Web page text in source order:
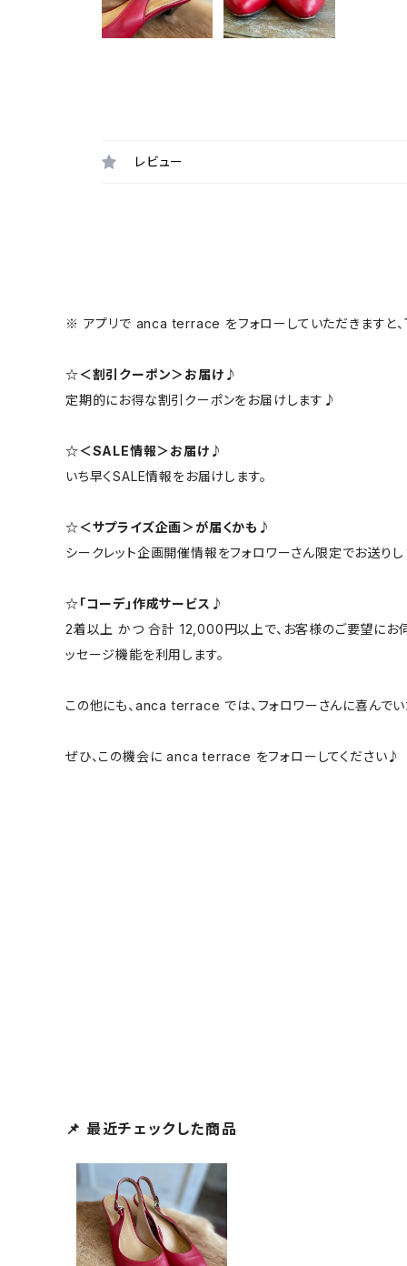
レビュー
※ アプリで anca terrace をフォローしていただきますと
☆＜割引クーポン＞お届け♪
定期的にお得な割引クーポンをお届けします♪
☆＜SALE情報＞お届け♪
いち早くSALE情報をお届けします。
☆＜サプライズ企画＞が届くかも♪
シークレット企画開催情報をフォロワーさん限定でお送り
☆「コーデ」作成サービス♪
2着以上 かつ 合計 12,000円以上で、お客様のご要望にお
ッセージ機能を利用します。
この他にも、anca terrace では、フォロワーさんに喜んで
ぜひ、この機会に anca terrace をフォローしてください♪
📌 最近チェックした商品